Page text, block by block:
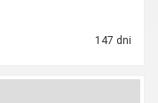
147 dni